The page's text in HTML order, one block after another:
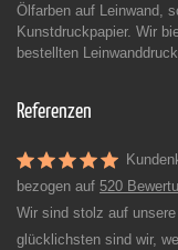
Ölfarben auf Leinwand,
Kunstdruckpapier. Wir
bestellten
Referenzen
bezogen auf 520
Wir sind stolz auf
glücklichsten sind wir,